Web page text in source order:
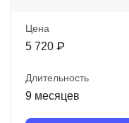
Цена
5 720 ₽
Длительность
9 месяцев